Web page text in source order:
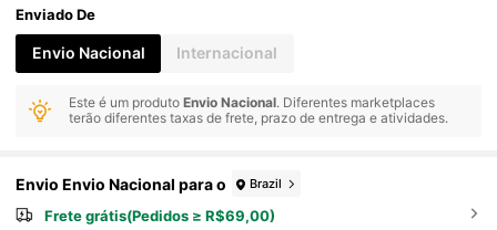
Enviado De
Envio Nacional Internacional
Este é um produtoEnvio Nacional. Diferentes marketplaces
terão diferentes taxas de frete, prazo de entrega e atividades.
Envio Envio Nacional para o Brazil
Frete grátis(Pedidos ≥ R$69,00)